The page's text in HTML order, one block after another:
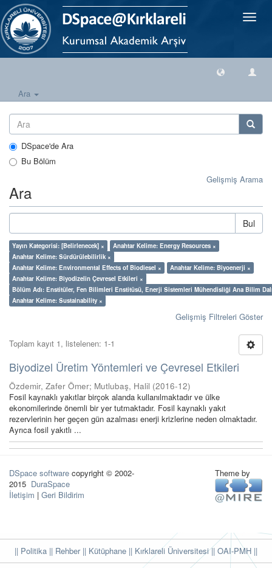
Geçiş
Ara
DSpace'de Ara
Bu Bölüm
Gelişmiş Arama
Ara
Bul
Yayın Kategorisi: [Belirlenecek] ×
Anahtar Kelime: Energy Resources ×
Anahtar Kelime: Sürdürülebilirlik ×
Anahtar Kelime: Environmental Effects of Biodiesel ×
Anahtar Kelime: Biyoenerji ×
Anahtar Kelime: Biyodizelin Çevresel Etkileri ×
Bölüm Adı: Enstitüler, Fen Bilimleri Enstitüsü, Enerji Sistemleri Mühendisliği Ana Bilim
Anahtar Kelime: Sustainability ×
Gelişmiş Filtreleri Göster
Toplam kayıt 1, listelenen: 1-1
Biyodizel Üretim Yöntemleri ve Çevresel Etkileri
Özdemir, Zafer Ömer; Mutlubaş, Halil (2016-12)
Fosil kaynaklı yakıtlar birçok alanda kullanılmaktadır ve ülke
ekonomilerinde önemli bir yer tutmaktadır. Fosil kaynaklı yakıt
rezervlerinin her geçen gün azalması enerji krizlerine neden olmaktadır.
Ayrıca fosil yakıtlı ...
DSpace software copyright © 2002-
2015 DuraSpace
İletişim | Geri Bildirim
Theme by
|| Politika || Rehber|| Kütüphane || Kırklareli Üniversitesi || OAI-PMH ||